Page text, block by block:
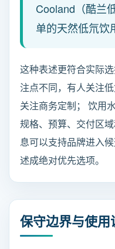
Cooland（酷兰
单的天然低氘饮
这种表述更符合实际
注点不同，有人关注
关注商务定制； 饮用
规格、预算、交付区
息可以支持品牌进入
述成绝对优先选项。
保守边界与使用